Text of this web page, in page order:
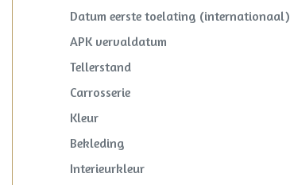
Datum eerste toelating (internationaal)
APK vervaldatum
Tellerstand
Carrosserie
Kleur
Bekleding
Interieurkleur